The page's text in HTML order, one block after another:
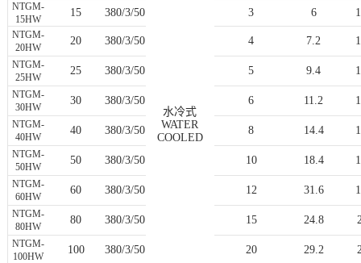
水冷式
WATER
COOLED
NTGM-
15HW
15 380/3/50 3 6
NTGM-
20HW
20 380/3/50 4 7.2
NTGM-
25HW
25 380/3/50 5 9.4
NTGM-
30HW
30 380/3/50 6 11.2
NTGM-
40HW
40 380/3/50 8 14.4
NTGM-
50HW
50 380/3/50 10 18.4
NTGM-
60HW
60 380/3/50 12 31.6
NTGM-
80HW
80 380/3/50 15 24.8
NTGM-
100HW
100 380/3/50 20 29.2